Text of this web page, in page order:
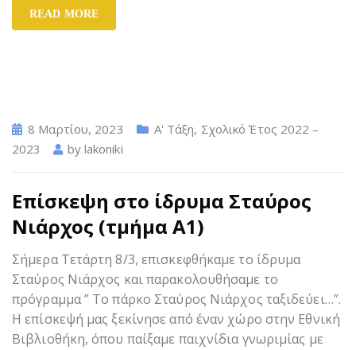
READ MORE
8 Μαρτίου, 2023 Α' Τάξη, Σχολικό Έτος 2022 –
2023
by lakoniki
Επίσκεψη στο ίδρυμα Σταύρος
Νιάρχος (τμήμα Α1)
Σήμερα Τετάρτη 8/3, επισκεφθήκαμε το ίδρυμα
Σταύρος Νιάρχος και παρακολουθήσαμε το
πρόγραμμα ” Το πάρκο Σταύρος Νιάρχος ταξιδεύει…”.
Η επίσκεψή μας ξεκίνησε από έναν χώρο στην Εθνική
Βιβλιοθήκη, όπου παίξαμε παιχνίδια γνωριμίας με